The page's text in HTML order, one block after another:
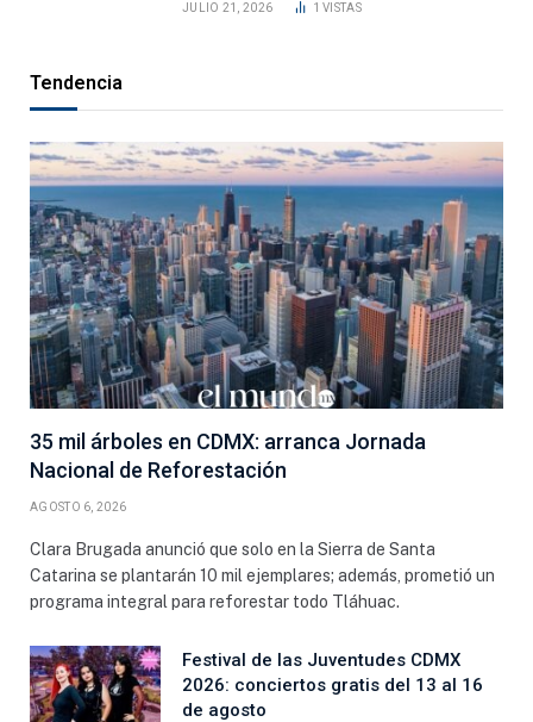
JULIO 21, 2026 1VISTAS
Tendencia
35 mil árboles en CDMX: arranca Jornada
Nacional de Reforestación
AGOSTO 6, 2026
Clara Brugada anunció que solo en la Sierra de Santa
Catarina se plantarán 10 mil ejemplares; además, prometió un
programa integral para reforestar todo Tláhuac.
Festival de las Juventudes CDMX
2026: conciertos gratis del 13 al 16
de agosto